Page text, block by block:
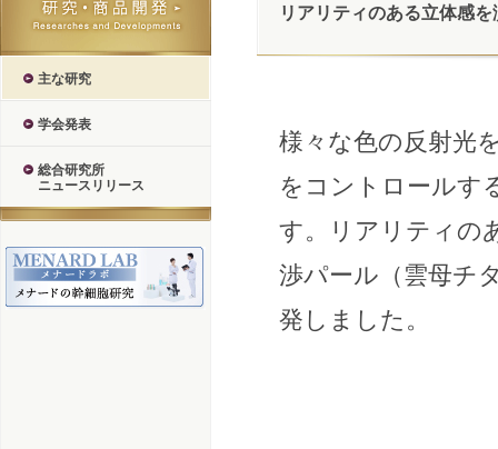
主な研究
学会発表
総合研究所
ニュースリリース
リアリティのある立体感
様々な色の反射光
をコントロールす
す。リアリティの
渉パール（雲母チ
発しました。